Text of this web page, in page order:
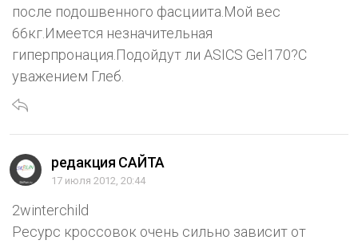
после подошвенного фасциита.Мой вес
66кг.Имеется незначительная
гиперпронация.Подойдут ли ASICS Gel170?С
уважением Глеб.
редакция САЙТА
17 июля 2012, 20:44
2winterchild
Ресурс кроссовок очень сильно зависит от